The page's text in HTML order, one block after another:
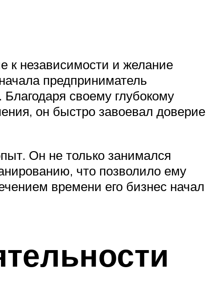
к независимости и желание
предприниматель
своему глубокому
он быстро завоевал доверие
Он не только занимался
что позволило ему
времени его бизнес начал